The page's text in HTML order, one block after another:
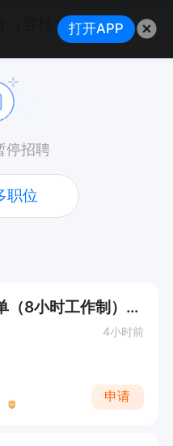
（容桂）
停招聘
职位
会计助理、会计助理跟单（8小时工作制）投递后可联系
4小时前
申请
打开APP